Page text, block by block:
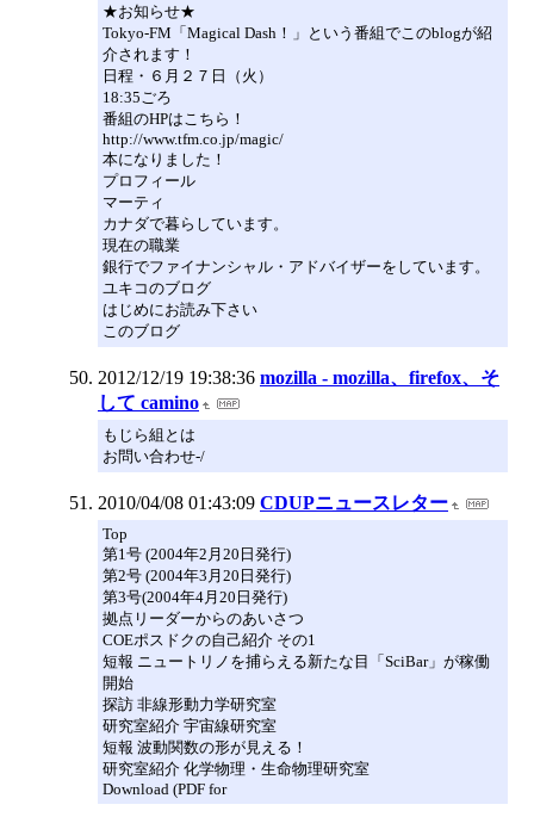
★お知らせ★
Tokyo-FM「Magical Dash！」という番組でこのblogが紹
介されます！
日程・６月２７日（火）
18:35ごろ
番組のHPはこちら！
http://www.tfm.co.jp/magic/
本になりました！
プロフィール
マーティ
カナダで暮らしています。
現在の職業
銀行でファイナンシャル・アドバイザーをしています。
ユキコのブログ
はじめにお読み下さい
このブログ
2012/12/19 19:38:36 mozilla - mozilla、firefox、そ
して camino
もじら組とは
お問い合わせ-/
2010/04/08 01:43:09 CDUPニュースレター
Top
第1号 (2004年2月20日発行)
第2号 (2004年3月20日発行)
第3号(2004年4月20日発行)
拠点リーダーからのあいさつ
COEポスドクの自己紹介 その1
短報 ニュートリノを捕らえる新たな目「SciBar」が稼働
開始
探訪 非線形動力学研究室
研究室紹介 宇宙線研究室
短報 波動関数の形が見える！
研究室紹介 化学物理・生命物理研究室
Download (PDF for